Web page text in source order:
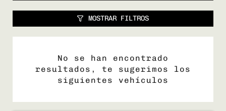
MOSTRAR FILTROS
No se han encontrado
resultados, te sugerimos los
siguientes vehículos